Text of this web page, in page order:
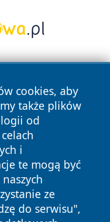
cookies, aby
także plików
od
i
te mogą być
ze
do serwisu",
prawa
Polityka
Cookies